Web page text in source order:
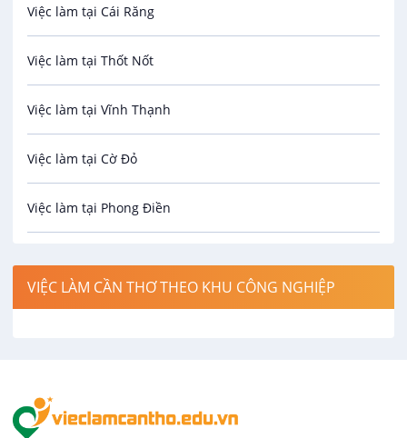
Biên phiên dịch
Bưu chính viễn thông
Cơ khí
Công nghệ sinh học
Công nghệ thực phẩm
Điện / Điện tử / Điện lạnh
Hàng hải / Hàng không
In ấn / Xuất bản
Việc làm tại Cái Răng
Việc làm tại Thốt Nốt
Việc làm tại Vĩnh Thạnh
Việc làm tại Cờ Đỏ
Việc làm tại Phong Điền
Việc làm tại Cái Khế
Việc làm tại An Bình
VIỆC LÀM CẦN THƠ THEO KHU CÔNG NGHIỆP